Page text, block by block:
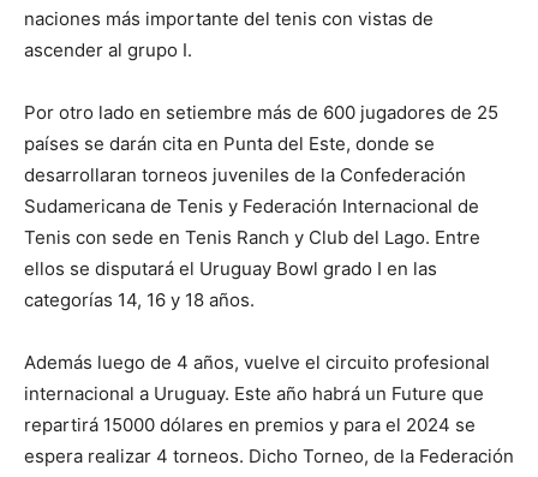
naciones más importante del tenis con vistas de
ascender al grupo I.
Por otro lado en setiembre más de 600 jugadores de 25
países se darán cita en Punta del Este, donde se
desarrollaran torneos juveniles de la Confederación
Sudamericana de Tenis y Federación Internacional de
Tenis con sede en Tenis Ranch y Club del Lago. Entre
ellos se disputará el Uruguay Bowl grado I en las
categorías 14, 16 y 18 años.
Además luego de 4 años, vuelve el circuito profesional
internacional a Uruguay. Este año habrá un Future que
repartirá 15000 dólares en premios y para el 2024 se
espera realizar 4 torneos. Dicho Torneo, de la Federación